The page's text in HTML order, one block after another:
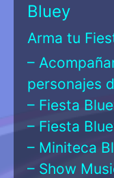
Bluey
Arma tu
–
personajes
– Fiesta
– Fiesta
– Miniteca
– Show